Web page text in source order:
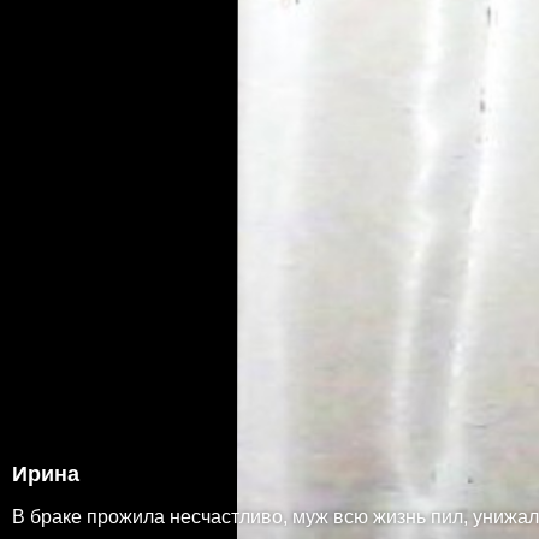
Ирина
В браке прожила несчастливо, муж всю жизнь пил,